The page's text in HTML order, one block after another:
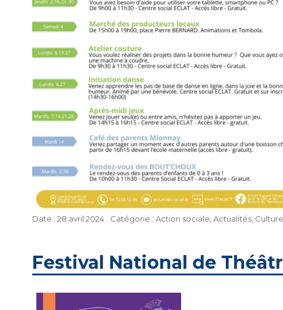
Publié
28 avril 2024 Catégories
Action sociale Actualités, Culture
Festival National de